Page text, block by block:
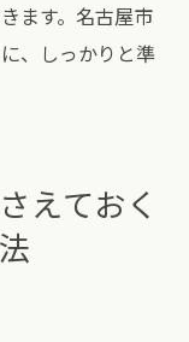
ます。名古屋市
、しっかりと準
えておく